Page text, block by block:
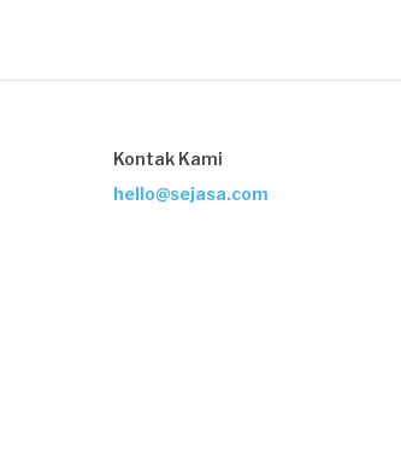
Kontak Kami
hello@sejasa.com